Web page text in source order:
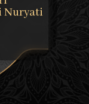
Nuryati